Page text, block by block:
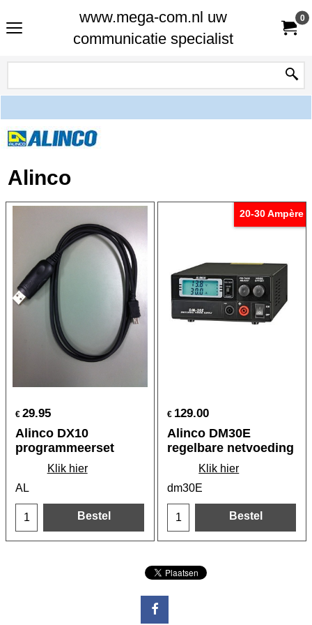
www.mega-com.nl uw
communicatie specialist
0
Alinco
€ 29.95
Alinco DX10
programmeerset
Klik hier
AL
Bestel
20-30 Ampère
€ 129.00
Alinco DM30E
regelbare netvoeding
Klik hier
dm30E
Bestel